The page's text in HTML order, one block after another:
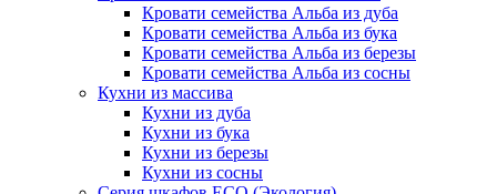
Кровати семейства Альба из дуба
Кровати семейства Альба из бука
Кровати семейства Альба из березы
Кровати семейства Альба из сосны
Кухни из массива
Кухни из дуба
Кухни из бука
Кухни из березы
Кухни из сосны